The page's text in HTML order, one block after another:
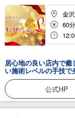
金
60
居心地の良い店内で
い施術レベルの手技
とりに合わせたマッ
頑張る皆様のご来店
公式HP